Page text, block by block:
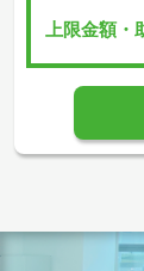
上限金額・